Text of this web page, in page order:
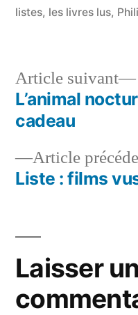
listes, les livres lus,
Navigation
l’article
Article
Liste : films
Article suivant
L’animal
cadeau
Laisser un